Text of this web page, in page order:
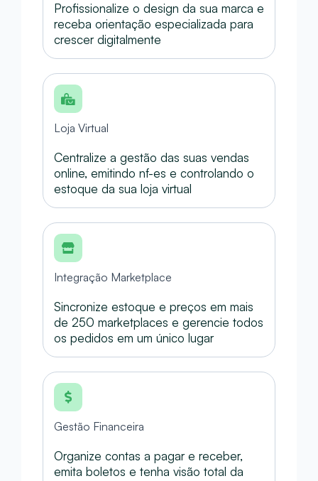
Profissionalize o design da sua marca e
receba orientação especializada para
crescer digitalmente
Loja Virtual
Centralize a gestão das suas vendas
online, emitindo nf-es e controlando o
estoque da sua loja virtual
Integração Marketplace
Sincronize estoque e preços em mais
de 250 marketplaces e gerencie todos
os pedidos em um único lugar
Gestão Financeira
Organize contas a pagar e receber,
emita boletos e tenha visão total da